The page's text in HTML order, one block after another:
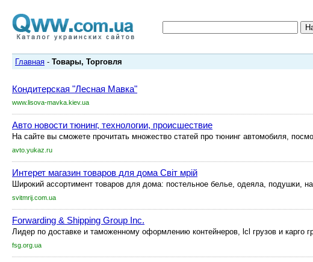
Главная - Товары, Торговля
Кондитерская "Лесная Мавка"
www.lisova-mavka.kiev.ua
Авто новости тюнинг, технологии, происшествие
На сайте вы сможете прочитать множество статей про тюнинг автомобиля,
avto.yukaz.ru
Интерет магазин товаров для дома Світ мрій
Широкий ассортимент товаров для дома: постельное белье, одеяла, подушки,
svitmrij.com.ua
Forwarding & Shipping Group Inc.
Лидер по доставке и таможенному оформлению контейнеров, lcl грузов и карго
fsg.org.ua